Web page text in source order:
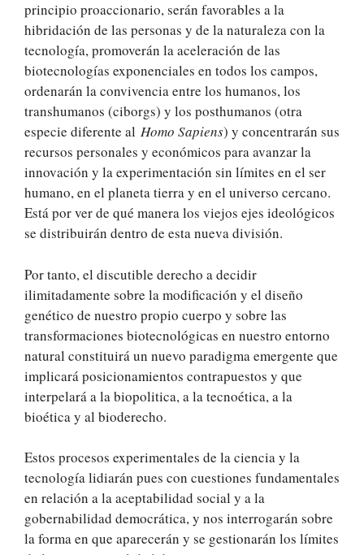
principio proaccionario, serán favorables a la
hibridación de las personas y de la naturaleza con la
tecnología, promoverán la aceleración de las
biotecnologías exponenciales en todos los campos,
ordenarán la convivencia entre los humanos, los
transhumanos (ciborgs) y los posthumanos (otra
especie diferente al Homo Sapiens) y concentrarán sus
recursos personales y económicos para avanzar la
innovación y la experimentación sin límites en el ser
humano, en el planeta tierra y en el universo cercano.
Está por ver de qué manera los viejos ejes ideológicos
se distribuirán dentro de esta nueva división.
Por tanto, el discutible derecho a decidir
ilimitadamente sobre la modificación y el diseño
genético de nuestro propio cuerpo y sobre las
transformaciones biotecnológicas en nuestro entorno
natural constituirá un nuevo paradigma emergente que
implicará posicionamientos contrapuestos y que
interpelará a la biopolitica, a la tecnoética, a la
bioética y al bioderecho.
Estos procesos experimentales de la ciencia y la
tecnología lidiarán pues con cuestiones fundamentales
en relación a la aceptabilidad social y a la
gobernabilidad democrática, y nos interrogarán sobre
la forma en que aparecerán y se gestionarán los límites